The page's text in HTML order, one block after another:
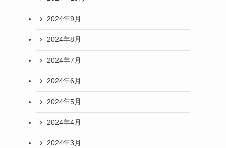
2024年9月
2024年8月
2024年7月
2024年6月
2024年5月
2024年4月
2024年3月